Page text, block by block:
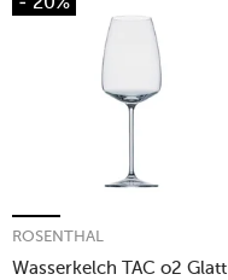
Wasserkelch TAC o2 Glatt
ROSENTHAL